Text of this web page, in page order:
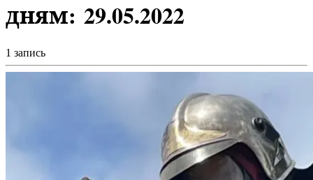
дням: 29.05.2022
1 запись